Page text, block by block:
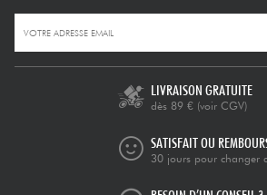
LIVRAISON GRATUITE
dès 89 € (voir CGV)
SATISFAIT OU
30 jours pour changer